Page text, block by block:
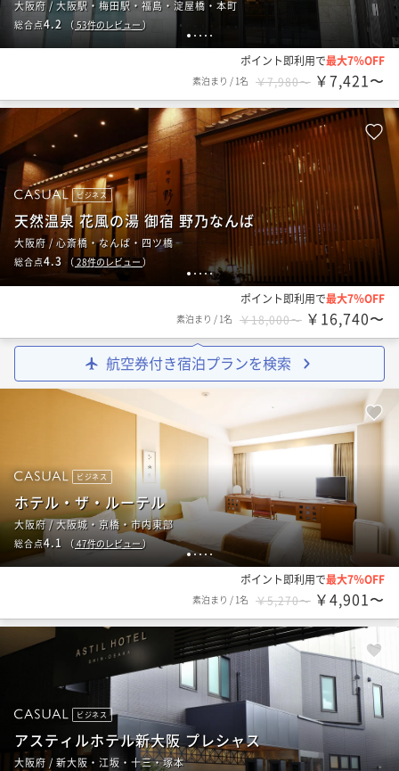
1 2 3 4 5
大阪府 / 大阪駅・梅田駅・福島・淀屋橋・本町
総合点4.2 （ 53件のレビュー）
ポイント即利用で最大7％OFF
素泊まり / 1名 ￥7,980〜 ￥7,421〜
1 2 345
ビジネス
天然温泉 花風の湯 御宿 野乃なんば
大阪府 / 心斎橋・なんば・四ツ橋
総合点4.3 （ 28件のレビュー ）
ポイント即利用で最大7％OFF
素泊まり / 1名 ￥18,000〜 ￥16,740〜
航空券付き宿泊プランを検索
12345
ビジネス
ホテル・ザ・ルーテル
大阪府 / 大阪城・京橋・市内東部
総合点4.1 （ 47件のレビュー）
ポイント即利用で最大7％OFF
素泊まり / 1名 ￥5,270〜 ￥4,901〜
ビジネス
アスティルホテル新大阪 プレシャス
大阪府 / 新大阪・江坂・十三・塚本